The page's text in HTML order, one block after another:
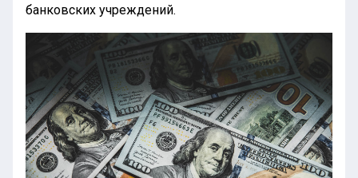
банковских учреждений.